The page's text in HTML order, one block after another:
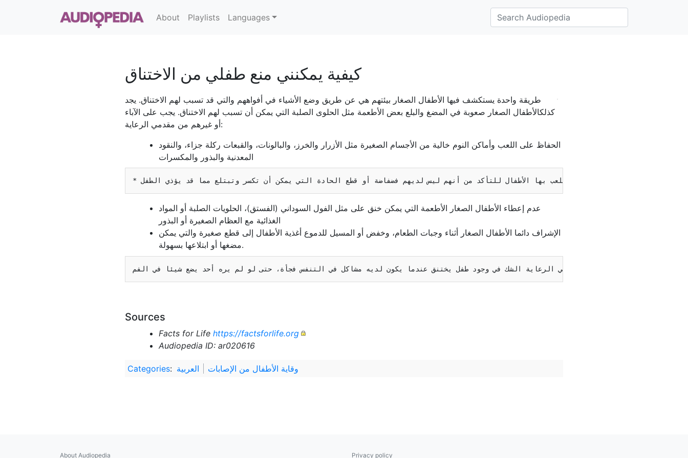
About Playlists Languages
كيفية يمكنني منع طفلي من الاختناق
طريقة واحدة يستكشف فيها الأطفال الصغار بيئتهم هي عن طريق وضع الأشياء في أفواههم والتي قد تسبب لهم الاختناق. يجد
كذلكالأطفال الصغار صعوبة في المضغ والبلع بعض الأطعمة مثل الحلوى الصلبة التي يمكن أن تسبب لهم الاختناق. يجب على الآباء
أو غيرهم من مقدمي الرعاية:
الحفاظ على اللعب وأماكن النوم خالية من الأجسام الصغيرة مثل الأزرار والخرز، والبالونات، والقبعات ركلة جزاء، والنقود
المعدنية والبذور والمكسرات
عدم إعطاء الأطفال الصغار الأطعمة التي يمكن خنق على مثل الفول السوداني (الفستق)، الحلويات الصلبة أو المواد
الغذائية مع العظام الصغيرة أو البذور
الإشراف دائما الأطفال الصغار أثناء وجبات الطعام، وخفض أو المسيل للدموع أغذية الأطفال إلى قطع صغيرة والتي يمكن
مضغها أو ابتلاعها بسهولة.
Sources
Facts for Life https://factsforlife.org
Audiopedia ID: ar020616
Categories: العربية وقاية الأطفال من الإصابات
About Audiopedia Privacy policy